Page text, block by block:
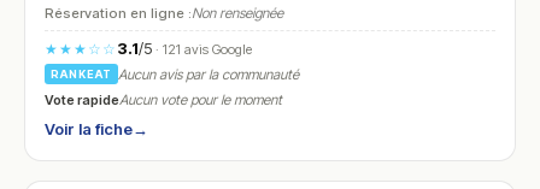
Réservation en ligne :Non renseignée
★★★☆☆ 3.1/5· 121 avis Google
RANKEAT
Aucun avis par la communauté
Vote rapideAucun vote pour le moment
Voir la fiche→